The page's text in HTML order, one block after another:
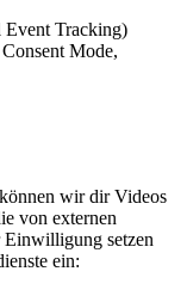
Event Tracking)
Mode,
wir dir Videos
von externen
Einwilligung setzen
ein: